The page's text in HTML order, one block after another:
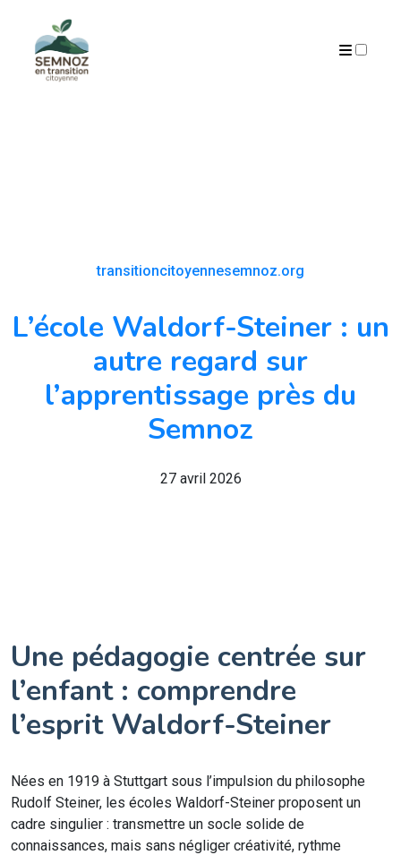
transitioncitoyennesemnoz.org
L’école Waldorf-Steiner : un
autre regard sur
l’apprentissage près du
Semnoz
27 avril 2026
Une pédagogie centrée sur
l’enfant : comprendre
l’esprit Waldorf-Steiner
Nées en 1919 à Stuttgart sous l’impulsion du philosophe
Rudolf Steiner, les écoles Waldorf-Steiner proposent un
cadre singulier : transmettre un socle solide de
connaissances, mais sans négliger créativité, rythme